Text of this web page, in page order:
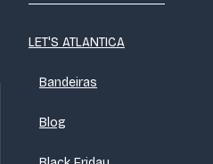
LET'S ATLANTICA
Bandeiras
Blog